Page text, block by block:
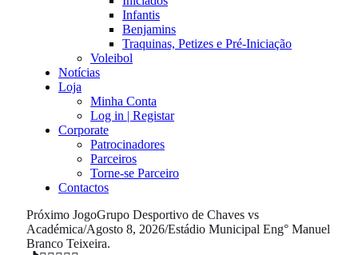
Infantis
Benjamins
Traquinas, Petizes e Pré-Iniciação
Voleibol
Notícias
Loja
Minha Conta
Log in | Registar
Corporate
Patrocinadores
Parceiros
Torne-se Parceiro
Contactos
Próximo JogoGrupo Desportivo de Chaves vs
Académica/Agosto 8, 2026/Estádio Municipal Eng° Manuel
Branco Teixeira.